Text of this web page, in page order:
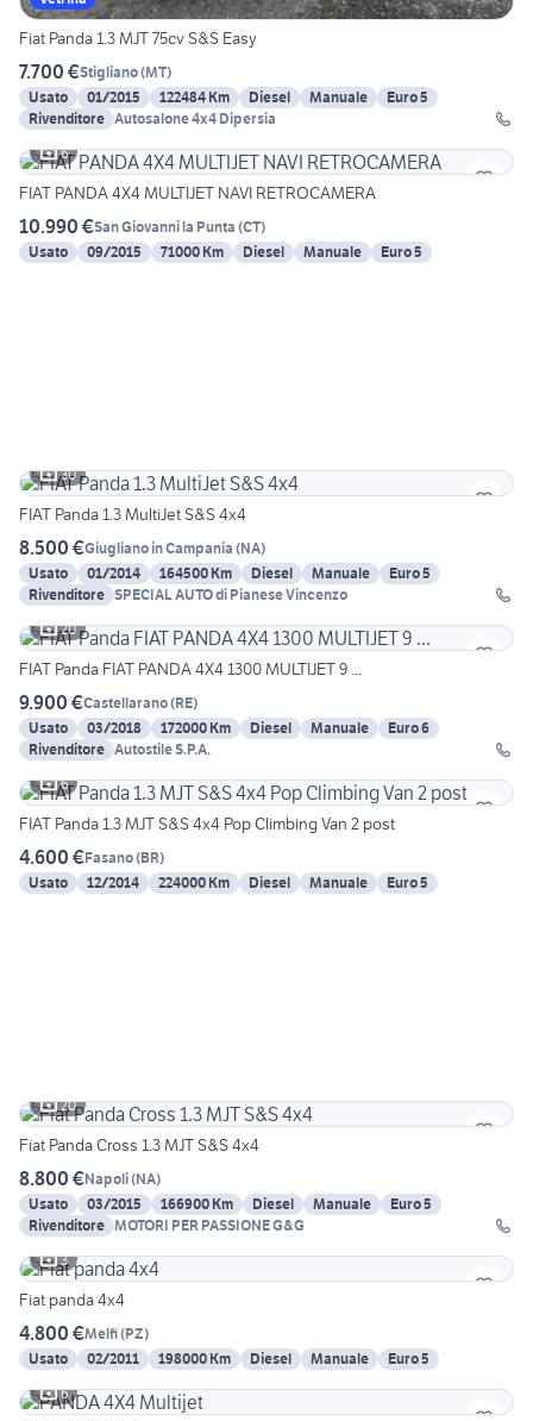
Fiat Panda 1.3 MJT 75cv S&S Easy
7.700 €Stigliano(MT)
Usato
01/2015 122484 Km Diesel Manuale
Euro 5
Rivenditore Autosalone 4x4 Dipersia
6
FIAT PANDA 4X4 MULTIJET NAVI RETROCAMERA
10.990 €San Giovanni la Punta (CT)
Usato
09/2015 71000 Km Diesel Manuale Euro 5
30
FIAT Panda 1.3 MultiJet S&S 4x4
8.500 €Giugliano in Campania (NA)
Usato
01/2014 164500 Km Diesel Manuale
Euro 5
Rivenditore SPECIAL AUTO di Pianese Vincenzo
20
FIAT Panda FIAT PANDA 4X4 1300 MULTIJET 9 ...
9.900 €Castellarano(RE)
Usato
03/2018 172000 Km Diesel Manuale
Euro 6
Rivenditore Autostile S.P.A.
6
FIAT Panda 1.3 MJT S&S 4x4 Pop Climbing Van 2 post
4.600 €Fasano(BR)
Usato
12/2014 224000 Km Diesel Manuale Euro 5
20
Fiat Panda Cross 1.3 MJT S&S 4x4
8.800 €Napoli(NA)
Usato
03/2015 166900 Km Diesel Manuale
Euro 5
Rivenditore MOTORI PER PASSIONE G&G
3
Fiat panda 4x4
4.800 €Melfi(PZ)
Usato
02/2011 198000 Km Diesel Manuale
Euro 5
6